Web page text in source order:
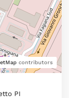
contributors
PI